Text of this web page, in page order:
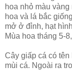
hoa nhỏ màu
hoa và lá bắc
mở ở đỉnh, hạt
Mùa hoa tháng 5-
Cây giấp cá có
mùi cá. Ngoài ra